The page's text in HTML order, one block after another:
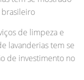
brasileiro
de limpeza e
lavanderias tem se
de investimento no